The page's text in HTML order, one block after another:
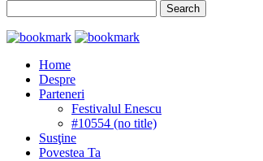
Home
Despre
Parteneri
Festivalul Enescu
#10554 (no title)
Susţine
Povestea Ta